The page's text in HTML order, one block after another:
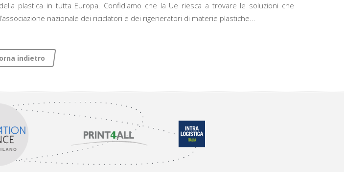
plastica in tutta Europa. Confidiamo che la Ue riesca a trovare le soluzioni che
nazionale dei riciclatori e dei rigeneratori di materie plastiche...
indietro